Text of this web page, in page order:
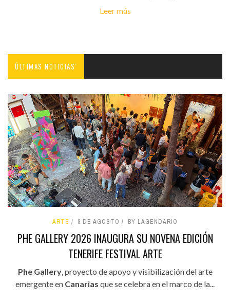
Leer más
ÚLTIMAS NOTICIAS'
ARTE 8 DE AGOSTO BY LAGENDARIO
PHE GALLERY 2026 INAUGURA SU NOVENA EDICIÓN
TENERIFE FESTIVAL ARTE
Phe Gallery, proyecto de apoyo y visibilización del arte
emergente en Canarias que se celebra en el marco de la...